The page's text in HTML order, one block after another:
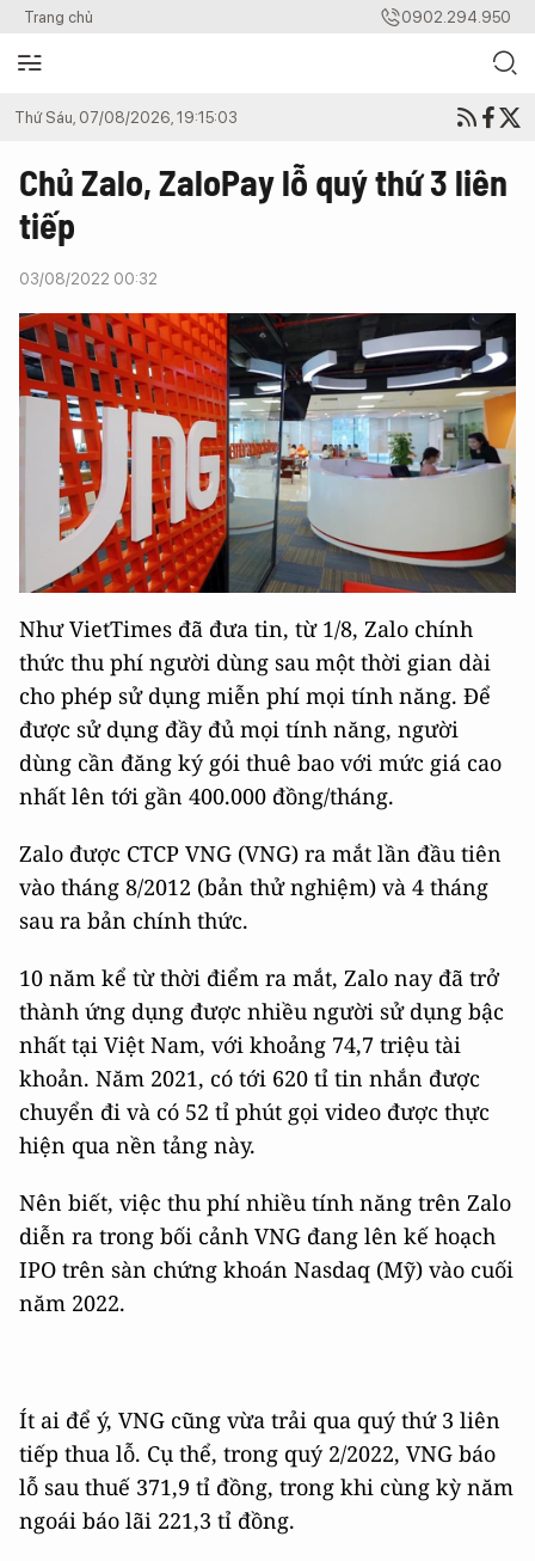
Trang chủ 0902.294.950
Thứ Sáu, 07/08/2026, 19:15:03
Chủ Zalo, ZaloPay lỗ quý thứ 3 liên
tiếp
03/08/2022 00:32
Như VietTimes đã đưa tin, từ 1/8, Zalo chính
thức thu phí người dùng sau một thời gian dài
cho phép sử dụng miễn phí mọi tính năng. Để
được sử dụng đầy đủ mọi tính năng, người
dùng cần đăng ký gói thuê bao với mức giá cao
nhất lên tới gần 400.000 đồng/tháng.
Zalo được CTCP VNG (VNG) ra mắt lần đầu tiên
vào tháng 8/2012 (bản thử nghiệm) và 4 tháng
sau ra bản chính thức.
10 năm kể từ thời điểm ra mắt, Zalo nay đã trở
thành ứng dụng được nhiều người sử dụng bậc
nhất tại Việt Nam, với khoảng 74,7 triệu tài
khoản. Năm 2021, có tới 620 tỉ tin nhắn được
chuyển đi và có 52 tỉ phút gọi video được thực
hiện qua nền tảng này.
Nên biết, việc thu phí nhiều tính năng trên Zalo
diễn ra trong bối cảnh VNG đang lên kế hoạch
IPO trên sàn chứng khoán Nasdaq (Mỹ) vào cuối
năm 2022.
Ít ai để ý, VNG cũng vừa trải qua quý thứ 3 liên
tiếp thua lỗ. Cụ thể, trong quý 2/2022, VNG báo
lỗ sau thuế 371,9 tỉ đồng, trong khi cùng kỳ năm
ngoái báo lãi 221,3 tỉ đồng.